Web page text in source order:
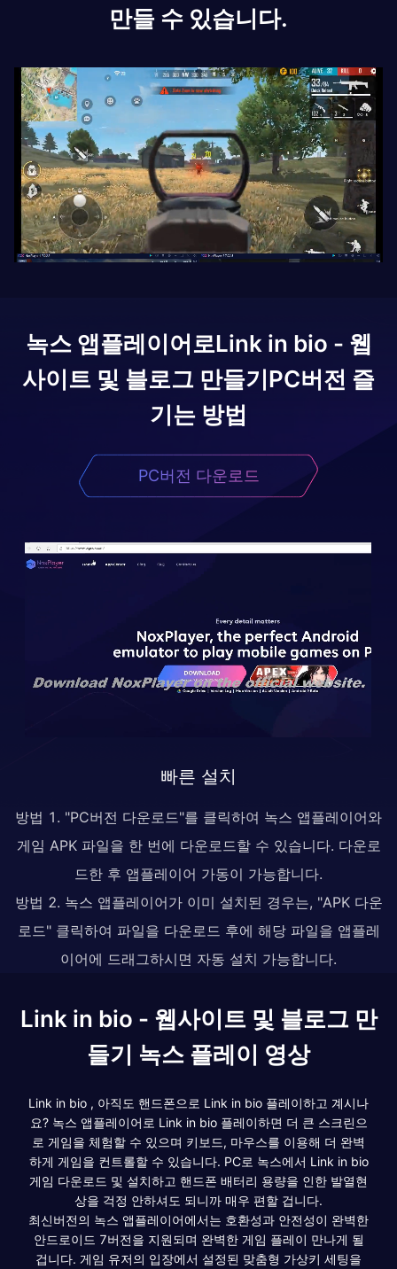
만들 수 있습니다.
녹스 앱플레이어로Link in bio - 웹
사이트 및 블로그 만들기PC버전 즐
기는 방법
PC버전 다운로드
빠른 설치
방법 1. "PC버전 다운로드"를 클릭하여 녹스 앱플레이어와
게임 APK 파일을 한 번에 다운로드할 수 있습니다. 다운로
드한 후 앱플레이어 가동이 가능합니다.
방법 2. 녹스 앱플레이어가 이미 설치된 경우는, "APK 다운
로드" 클릭하여 파일을 다운로드 후에 해당 파일을 앱플레
이어에 드래그하시면 자동 설치 가능합니다.
Link in bio - 웹사이트 및 블로그 만
들기 녹스 플레이 영상
Link in bio , 아직도 핸드폰으로 Link in bio 플레이하고 계시나
요? 녹스 앱플레이어로 Link in bio 플레이하면 더 큰 스크린으
로 게임을 체험할 수 있으며 키보드, 마우스를 이용해 더 완벽
하게 게임을 컨트롤할 수 있습니다. PC로 녹스에서 Link in bio
게임 다운로드 및 설치하고 핸드폰 배터리 용량을 인한 발열현
상을 걱정 안하셔도 되니까 매우 편할 겁니다.
최신버전의 녹스 앱플레이어에서는 호환성과 안전성이 완벽한
안드로이드 7버전을 지원되며 완벽한 게임 플레이 만나게 될
겁니다. 게임 유저의 입장에서 설정된 맞춤형 가상키 세팅을